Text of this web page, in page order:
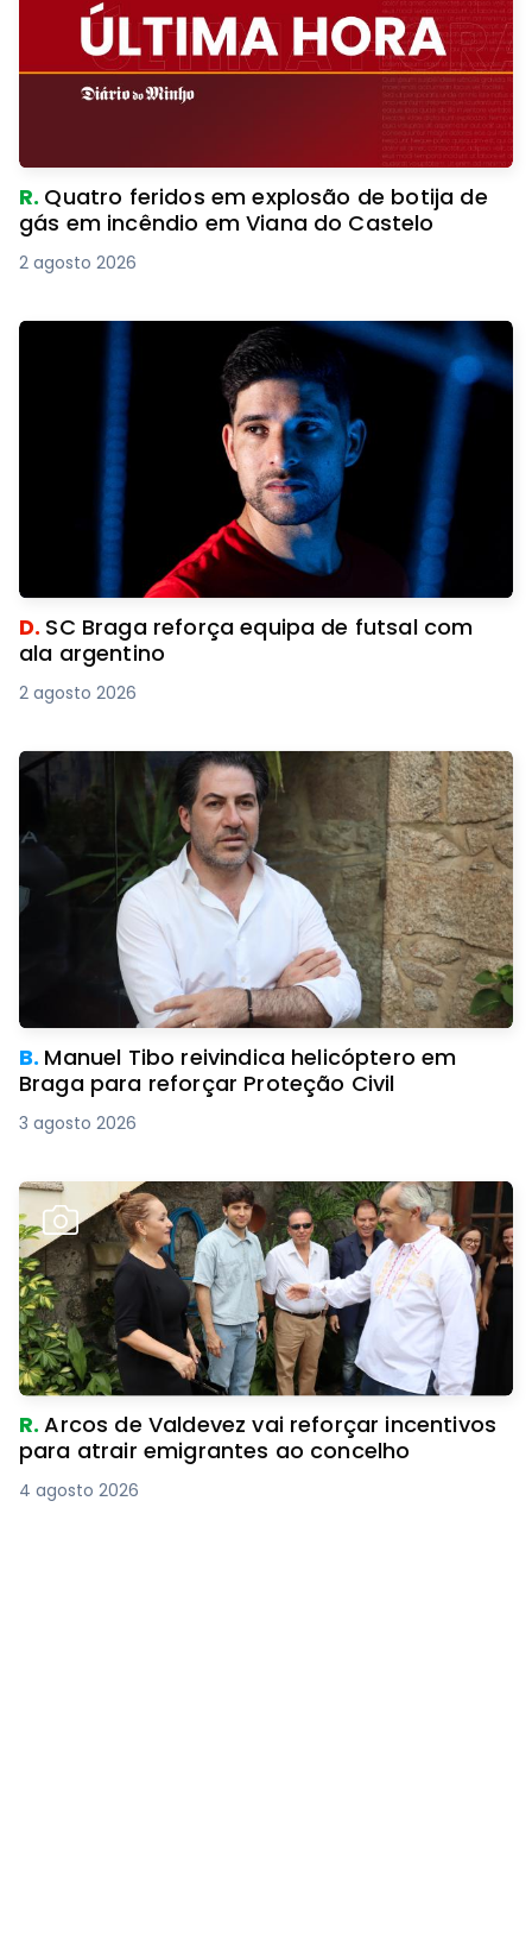
R. Quatro feridos em explosão de botija de
gás em incêndio em Viana do Castelo
2 agosto 2026
D. SC Braga reforça equipa de futsal com
ala argentino
2 agosto 2026
B. Manuel Tibo reivindica helicóptero em
Braga para reforçar Proteção Civil
3 agosto 2026
R.Arcos de Valdevez vai reforçar incentivos
para atrair emigrantes ao concelho
4 agosto 2026